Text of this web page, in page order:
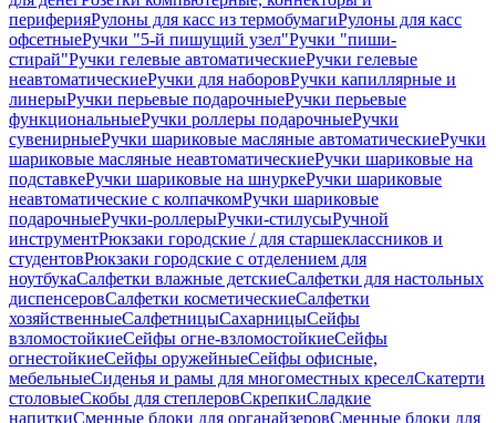
периферияРулоны для касс из термобумагиРулоны для касс
офсетныеРучки "5-й пишущий узел"Ручки "пиши-
стирай"Ручки гелевые автоматическиеРучки гелевые
неавтоматическиеРучки для наборовРучки капиллярные и
линерыРучки перьевые подарочныеРучки перьевые
функциональныеРучки роллеры подарочныеРучки
сувенирныеРучки шариковые масляные автоматическиеРучки
шариковые масляные неавтоматическиеРучки шариковые на
подставкеРучки шариковые на шнуркеРучки шариковые
неавтоматические с колпачкомРучки шариковые
подарочныеРучки-роллерыРучки-стилусыРучной
инструментРюкзаки городские / для старшеклассников и
студентовРюкзаки городские с отделением для
ноутбукаСалфетки влажные детскиеСалфетки для настольных
диспенсеровСалфетки косметическиеСалфетки
хозяйственныеСалфетницыСахарницыСейфы
взломостойкиеСейфы огне-взломостойкиеСейфы
огнестойкиеСейфы оружейныеСейфы офисные,
мебельныеСиденья и рамы для многоместных креселСкатерти
столовыеСкобы для степлеровСкрепкиСладкие
напиткиСменные блоки для органайзеровСменные блоки для